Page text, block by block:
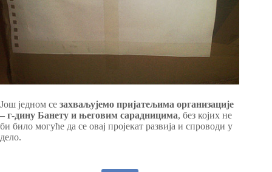
Још једном се захваљујемо пријатељима организације
– г-дину Банету и његовим сарадницима, без којих не
би било могуће да се овај пројекат развија и спроводи у
дело.